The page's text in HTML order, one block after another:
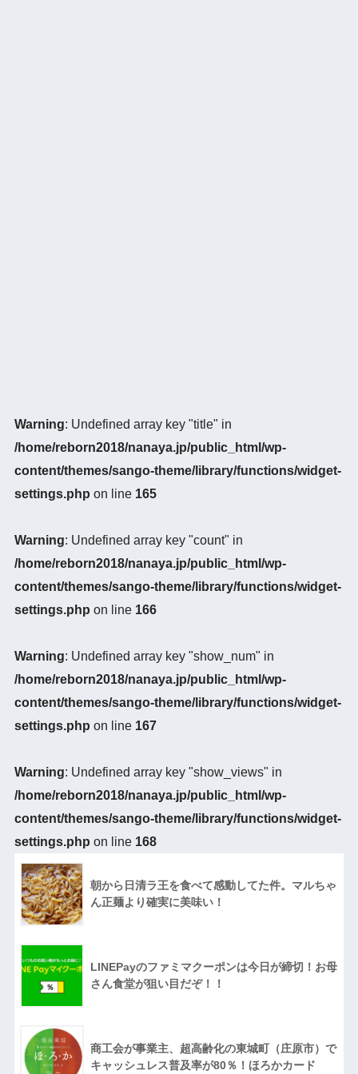
Warning: Undefined array key "title" in
/home/reborn2018/nanaya.jp/public_html/wp-
content/themes/sango-theme/library/functions/widget-
settings.php on line 165
Warning: Undefined array key "count" in
/home/reborn2018/nanaya.jp/public_html/wp-
content/themes/sango-theme/library/functions/widget-
settings.php on line 166
Warning: Undefined array key "show_num" in
/home/reborn2018/nanaya.jp/public_html/wp-
content/themes/sango-theme/library/functions/widget-
settings.php on line 167
Warning: Undefined array key "show_views" in
/home/reborn2018/nanaya.jp/public_html/wp-
content/themes/sango-theme/library/functions/widget-
settings.php on line 168
朝から日清ラ王を食べて感動してた件。マルちゃ
ん正麺より確実に美味い！
LINEPayのファミマクーポンは今日が締切！お母
さん食堂が狙い目だぞ！！
商工会が事業主、超高齢化の東城町（庄原市）で
キャッシュレス普及率が80％！ほろかカード